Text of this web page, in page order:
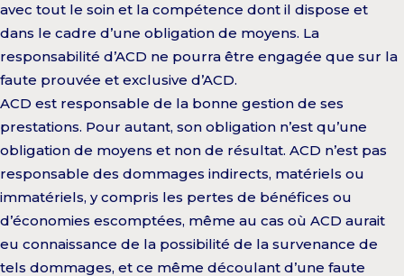
avec tout le soin et la compétence dont il dispose et
dans le cadre d’une obligation de moyens. La
responsabilité d’ACD ne pourra être engagée que sur la
faute prouvée et exclusive d’ACD.
ACD est responsable de la bonne gestion de ses
prestations. Pour autant, son obligation n’est qu’une
obligation de moyens et non de résultat. ACD n’est pas
responsable des dommages indirects, matériels ou
immatériels, y compris les pertes de bénéfices ou
d’économies escomptées, même au cas où ACD aurait
eu connaissance de la possibilité de la survenance de
tels dommages, et ce même découlant d’une faute